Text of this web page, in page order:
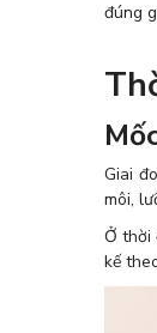
đúng
Giai
môi,
Ở thời
kế